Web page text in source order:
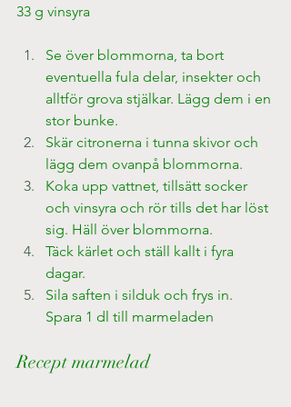
33 g vinsyra
Se över blommorna, ta bort
eventuella fula delar, insekter och
alltför grova stjälkar. Lägg dem i en
stor bunke.
Skär citronerna i tunna skivor och
lägg dem ovanpå blommorna.
Koka upp vattnet, tillsätt socker
och vinsyra och rör tills det har löst
sig. Häll över blommorna.
Täck kärlet och ställ kallt i fyra
dagar.
Sila saften i silduk och frys in.
Spara 1 dl till marmeladen
Recept marmelad